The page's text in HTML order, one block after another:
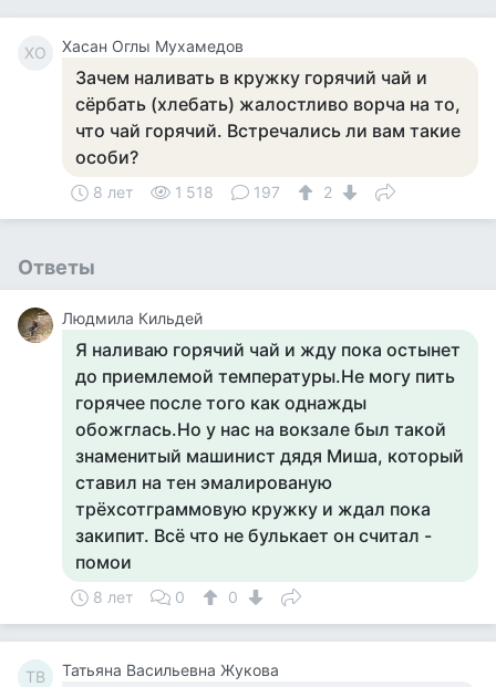
ХО Хасан Оглы Мухамедов
Зачем наливать в кружку горячий чай и
сёрбать (хлебать) жалостливо ворча на то,
что чай горячий. Встречались ли вам такие
особи?
8 лет 1 518 197 2
Ответы
Людмила Кильдей
Я наливаю горячий чай и жду пока остынет
до приемлемой температуры.Не могу пить
горячее после того как однажды
обожглась.Но у нас на вокзале был такой
знаменитый машинист дядя Миша, который
ставил на тен эмалированую
трёхсотграммовую кружку и ждал пока
закипит. Всё что не булькает он считал -
помои
8 лет 0 0
ТВ Татьяна Васильевна Жукова